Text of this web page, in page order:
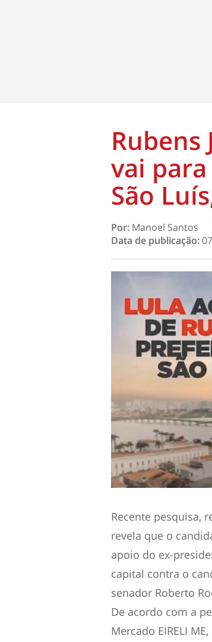
Rubens
vai
São
Por: Manoel Santos
Data de publicação:
Recente pesquisa,
revela que o
apoio do ex-
capital contra o
senador Roberto
De acordo com a
Mercado EIRELI